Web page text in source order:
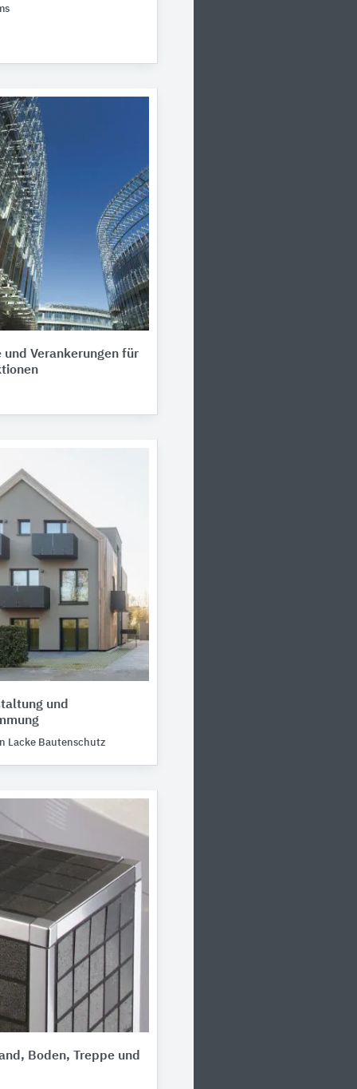
Verankerungen für
und
Lacke Bautenschutz
Boden, Treppe und